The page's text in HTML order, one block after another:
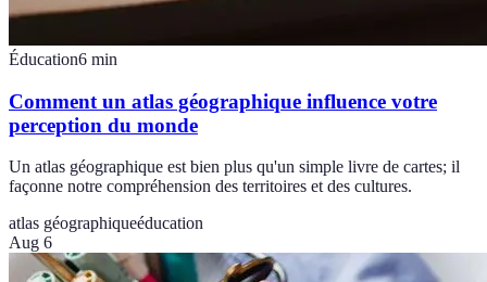
Éducation6 min
Comment un atlas géographique influence votre
perception du monde
Un atlas géographique est bien plus qu'un simple livre de cartes; il
façonne notre compréhension des territoires et des cultures.
atlas géographiqueéducation
Aug 6